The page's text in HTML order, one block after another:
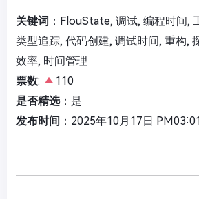
关键词 ：FlouState, 调试, 编程时间,
类型追踪, 代码创建, 调试时间, 重构,
效率, 时间管理
票数:
110
是否精选：是
发布时间 ：2025年10月17日